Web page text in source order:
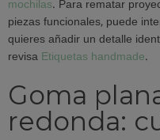
mochilas. Para rematar
piezas funcionales, puede
quieres añadir un detalle
revisa Etiquetas handmade.
Goma
redonda: